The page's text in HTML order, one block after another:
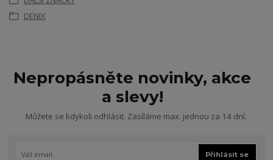
DENIX
Nepropásněte novinky, akce
a slevy!
Můžete se kdykoli odhlásit. Zasíláme max. jednou za 14 dní.
Přihlásit se